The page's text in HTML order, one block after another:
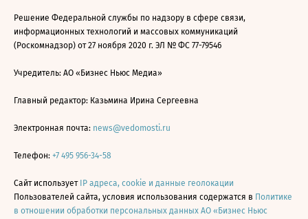
Решение Федеральной службы по надзору в сфере связи,
информационных технологий и массовых коммуникаций
(Роскомнадзор) от 27 ноября 2020 г. ЭЛ № ФС 77-79546
Учредитель: АО «Бизнес Ньюс Медиа»
Главный редактор: Казьмина Ирина Сергеевна
Электронная почта: news@vedomosti.ru
Телефон: +7 495 956-34-58
Сайт использует IP адреса, cookie и данные геолокации
Пользователей сайта, условия использования содержатся в Политике
в отношении обработки персональных данных АО «Бизнес Ньюс